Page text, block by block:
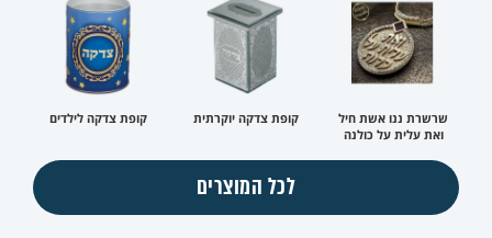
שרשרת ננו אשת חיל
ואת עלית על כולנה
קופת צדקה יוקרתית קופת צדקה לילדים
לכל המוצרים